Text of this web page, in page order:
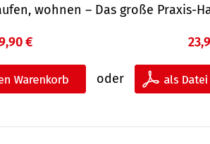
wohnen – Das große Praxis-
€
oder